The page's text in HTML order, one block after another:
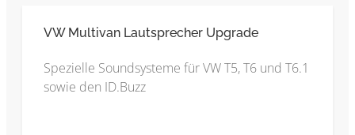
VW Multivan Lautsprecher Upgrade
Spezielle Soundsysteme für VW T5, T6 und T6.1
sowie den ID.Buzz